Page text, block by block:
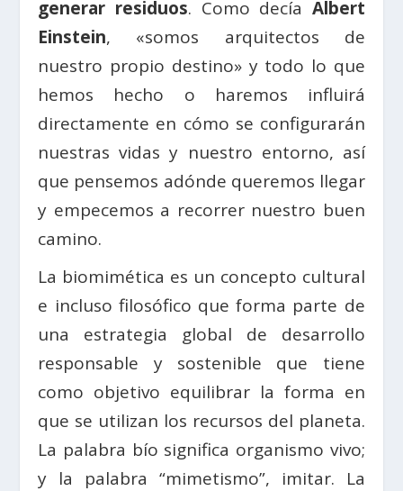
generar residuos. Como decía Albert
Einstein, «somos arquitectos de
nuestro propio destino» y todo lo que
hemos hecho o haremos influirá
directamente en cómo se configurarán
nuestras vidas y nuestro entorno, así
que pensemos adónde queremos llegar
y empecemos a recorrer nuestro buen
camino.
La biomimética es un concepto cultural
e incluso filosófico que forma parte de
una estrategia global de desarrollo
responsable y sostenible que tiene
como objetivo equilibrar la forma en
que se utilizan los recursos del planeta.
La palabra bío significa organismo vivo;
y la palabra “mimetismo”, imitar. La